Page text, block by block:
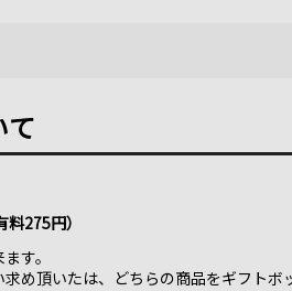
料275円）
す。
め頂いたは、どちらの商品をギフトボ